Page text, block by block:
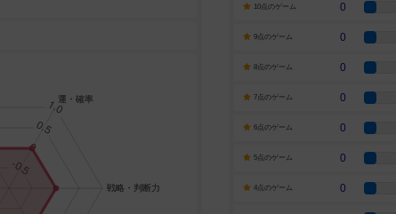
10点のゲーム 0
9点のゲーム 0
8点のゲーム 0
7点のゲーム 0
6点のゲーム 0
5点のゲーム 0
4点のゲーム 0